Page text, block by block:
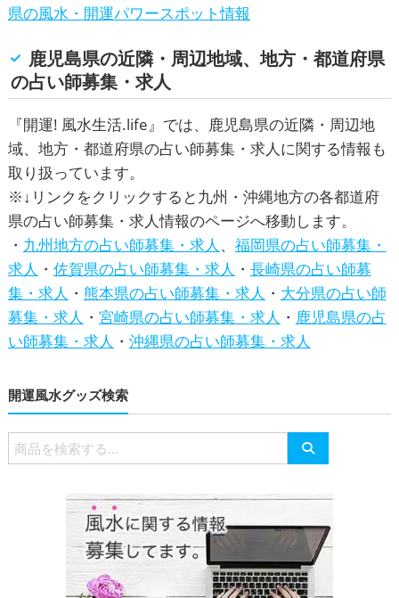
県の風水・開運パワースポット情報
鹿児島県の近隣・周辺地域、地方・都道府県
の占い師募集・求人
『開運! 風水生活.life』では、鹿児島県の近隣・周辺地
域、地方・都道府県の占い師募集・求人に関する情報も
取り扱っています。
※↓リンクをクリックすると九州・沖縄地方の各都道府
県の占い師募集・求人情報のページへ移動します。
・ 九州地方の占い師募集・求人 、 福岡県の占い師募集・
求人 ・ 佐賀県の占い師募集・求人 ・ 長崎県の占い師募
集・求人 ・ 熊本県の占い師募集・求人 ・ 大分県の占い師
募集・求人 ・ 宮崎県の占い師募集・求人 ・ 鹿児島県の占
い師募集・求人 ・ 沖縄県の占い師募集・求人
開運風水グッズ検索
検
索